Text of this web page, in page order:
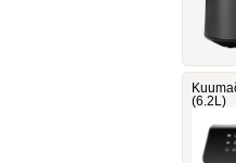
(6.2L)